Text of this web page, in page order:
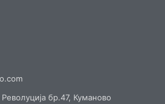
бр.47, Куманово